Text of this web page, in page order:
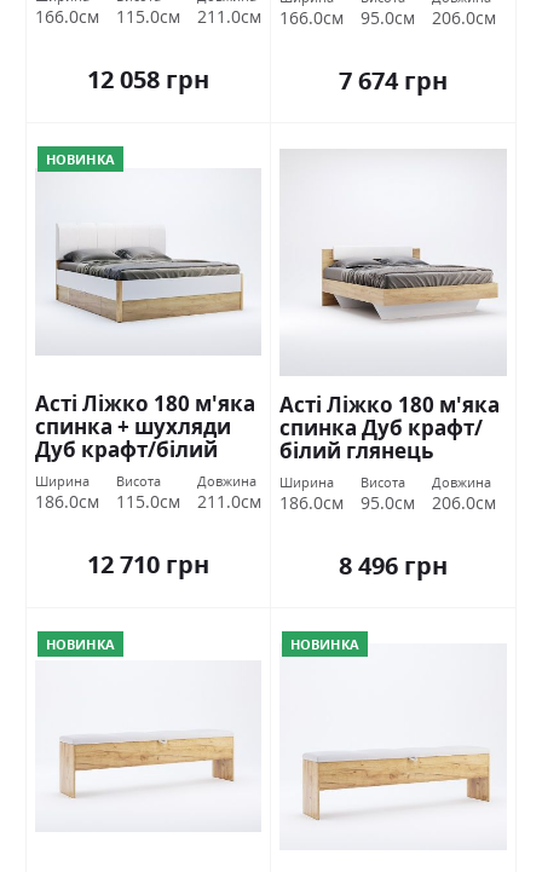
166.0см 115.0см 211.0см
12 058 грн
166.0см 95.0см 206.0см
7 674 грн
НОВИНКА
Асті Ліжко 180 м'яка
спинка + шухляди
Дуб крафт/білий
глянець Міромарк
Ширина
186.0см
Висота
115.0см
Довжина
211.0см
12 710 грн
Асті Ліжко 180 м'яка
спинка Дуб крафт/
білий глянець
Міромарк
Ширина
186.0см
Висота
95.0см
Довжина
206.0см
8 496 грн
НОВИНКА НОВИНКА